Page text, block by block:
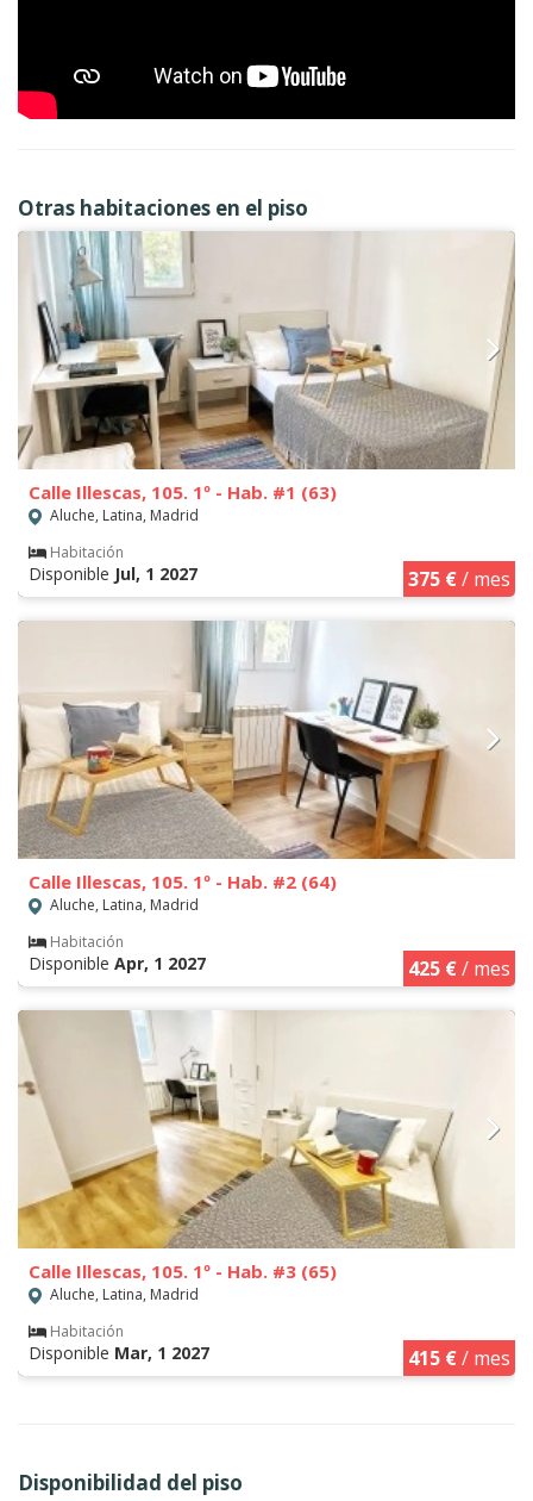
Otras habitaciones en el piso
Calle Illescas, 105. 1º - Hab. #1 (63)
Aluche, Latina, Madrid
Habitación
Disponible Jul, 1 2027 375 €/ mes
Calle Illescas, 105. 1º - Hab. #2 (64)
Aluche, Latina, Madrid
Habitación
Disponible Apr, 1 2027 425 €/ mes
Calle Illescas, 105. 1º - Hab. #3 (65)
Aluche, Latina, Madrid
Habitación
Disponible Mar, 1 2027 415 €/ mes
Disponibilidad del piso